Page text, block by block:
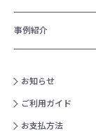
事例紹介
お知らせ
ご利用ガイド
お支払方法